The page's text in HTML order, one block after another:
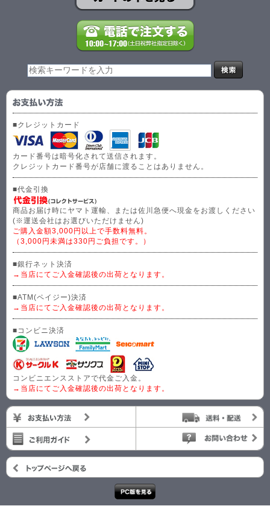
■クレジットカード
カード番号は暗号化されて送信されます。
クレジットカード番号が店舗に渡ることはありません。
■代金引換
商品お届け時にヤマト運輸、または佐川急便へ現金をお渡しください
(※運送会社はお選びいただけません)
ご購入金額3,000円以上で手数料無料。
（3,000円未満は330円ご負担です。）
■銀行ネット決済
→当店にてご入金確認後の出荷となります。
■ATM(ペイジー)決済
→当店にてご入金確認後の出荷となります。
■コンビニ決済
コンビニエンスストアで代金ご入金。
→当店にてご入金確認後の出荷となります。